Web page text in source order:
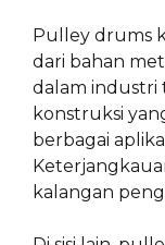
Pulley drums
dari bahan
dalam industri
konstruksi
berbagai
kalangan